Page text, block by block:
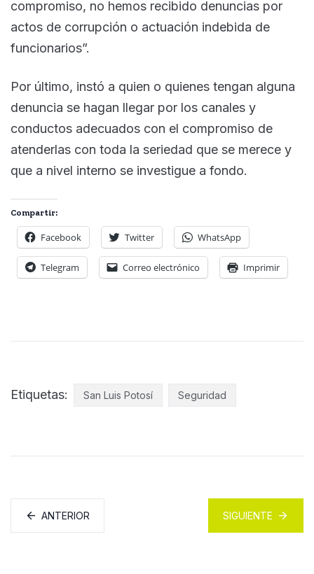
compromiso, no hemos recibido denuncias por
actos de corrupción o actuación indebida de
funcionarios”.
Por último, instó a quien o quienes tengan alguna
denuncia se hagan llegar por los canales y
conductos adecuados con el compromiso de
atenderlas con toda la seriedad que se merece y
que a nivel interno se investigue a fondo.
Compartir:
Facebook Twitter WhatsApp
Telegram Correo electrónico Imprimir
Etiquetas: San Luis Potosí Seguridad
ANTERIOR SIGUIENTE